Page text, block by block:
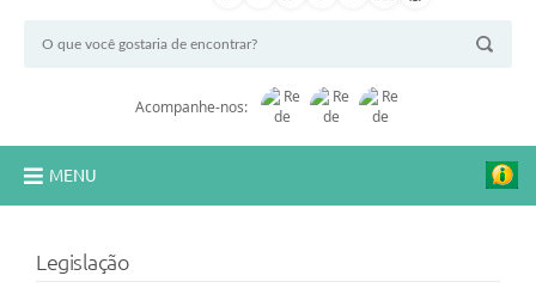
Acompanhe-nos:
MENU
A Prefeitura
Legislação